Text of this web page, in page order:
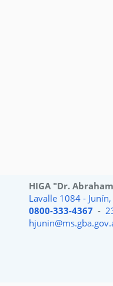
HIGA "Dr.
Lavalle 1084 -
0800-333-4367 -